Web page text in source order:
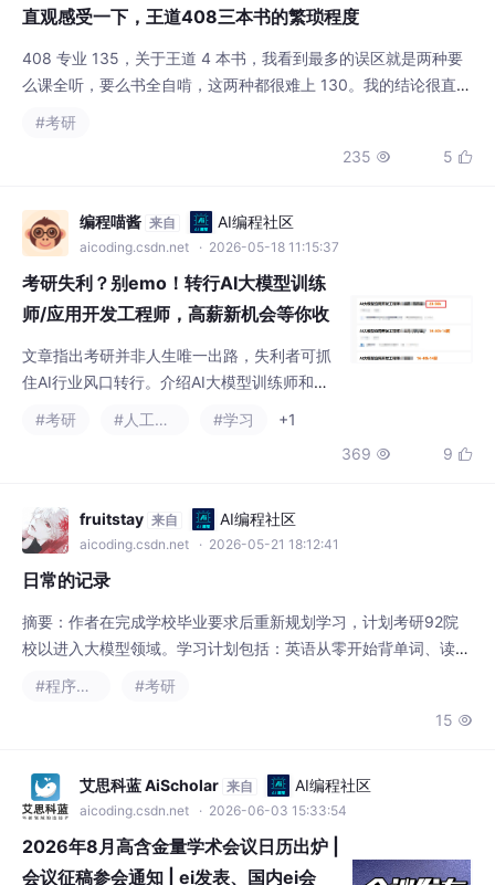
直观感受一下，王道408三本书的繁琐程度
408 专业 135，关于王道 4 本书，我看到最多的误区就是两种要
么课全听，要么书全自啃，这两种都很难上 130。我的结论很直
题。・40% 的章节自学更快，30% 必须听课，剩下 30% 看基
础。下面我直接拆解哪些章可以放心自学，哪些章不听老师讲就是
课的有：kmp 算法、平衡二叉树的
#考研
235  5 
编程喵酱 来自 AI编程社区
aicoding.csdn.net · 2026-05-18 11:15:37
考研失利？别emo！转行AI大模型训练
师/应用开发工程师，高薪新机会等你收
藏
文章指出考研并非人生唯一出路，失利者可抓
住AI行业风口转行。介绍AI大模型训练师和应
低，薪资高，适合普通程序员或小白学习。鼓
接被刷屏了。图片来源网络，侵删打开手机，
全是“分数线又涨了”“差几分进复试”的感叹，还
难免会emo，甚至偷偷怀疑自
#考研 #学习
+1
369  9 
fruitstay 来自 AI编程社区
aicoding.csdn.net · 2026-05-21 18:12:41
日常的记录
摘要：作者在完成学校毕业要求后重新规划学习，计划考研92院
校以进入大模型领域。学习计划包括：英语从零开始背单词、读课
程；后续将学习Python等深度学习工具。每天保持4小时计算机学
习、2公里有氧运动，作息调整为11-6点。未来计划每周写博客记
以"从头再来"的心态坚持
#考研
15 
艾思科蓝 AiScholar 来自 AI编程社区
aicoding.csdn.net · 2026-06-03 15:33:54
2026年8月高含金量学术会议日历出炉 |
会议征稿参会通知 | ei发表、国内ei会